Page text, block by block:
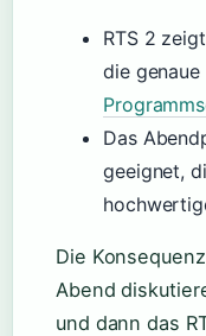
RTS 2
die
Das
geeignet,
Die
Abend
und dann das